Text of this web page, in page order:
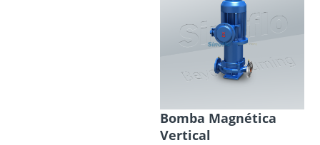
Bomba Magnética
Vertical